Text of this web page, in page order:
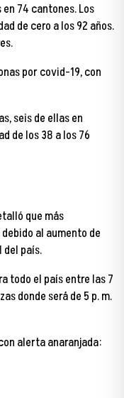
74 cantones. Los
de cero a los 92 años.
por covid-19, con
seis de ellas en
de los 38 a los 76
que más
al aumento de
país.
todo el país entre las 7
donde será de 5 p. m.
alerta anaranjada: